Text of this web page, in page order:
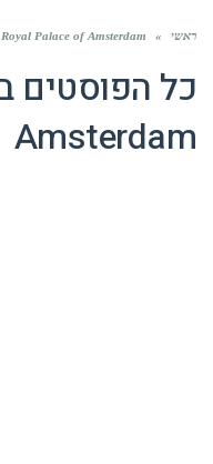
ראשי »
Royal Palace of Amsterdam
כל הפוסטים
Amsterdam